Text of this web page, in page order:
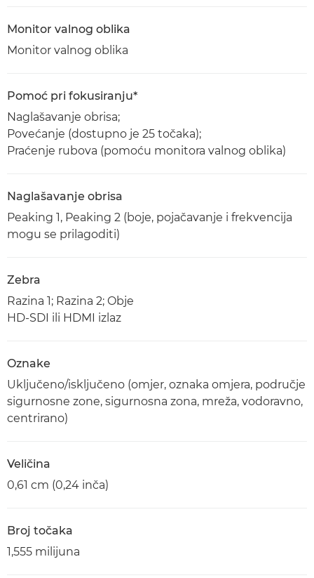
Monitor valnog oblika
Monitor valnog oblika
Pomoć pri fokusiranju*
Naglašavanje obrisa;
Povećanje (dostupno je 25 točaka);
Praćenje rubova (pomoću monitora valnog oblika)
Naglašavanje obrisa
Peaking 1, Peaking 2 (boje, pojačavanje i frekvencija
mogu se prilagoditi)
Zebra
Razina 1; Razina 2; Obje
HD-SDI ili HDMI izlaz
Oznake
Uključeno/isključeno (omjer, oznaka omjera, područje
sigurnosne zone, sigurnosna zona, mreža, vodoravno,
centrirano)
Veličina
0,61 cm (0,24 inča)
Broj točaka
1,555 milijuna